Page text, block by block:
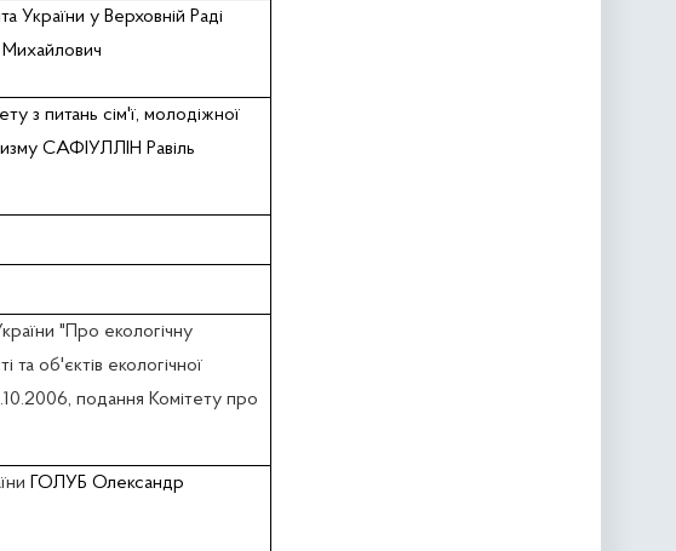
України у Верховній Раді
з питань сім'ї, молодіжної
САФІУЛЛІН Равіль
"Про екологічну
об'єктів екологічної
подання Комітету про
ГОЛУБ Олександр